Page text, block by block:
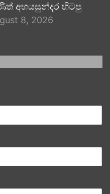
අභයසුන්දර හිටපු
8, 2026